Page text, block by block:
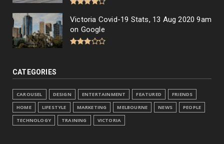
Victoria Covid-19 Stats, 13 Aug 2020 9am
on Google
CATEGORIES
CAROUSEL DESIGN ENTERTAINMENT FEATURED
FRIENDS
HOME
LIFESTYLE MARKETING MELBOURNE NEWS
PEOPLE
TECHNOLOGY
TRAINING VICTORIA